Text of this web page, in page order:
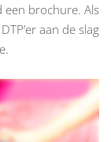
brochure. Als
aan de slag